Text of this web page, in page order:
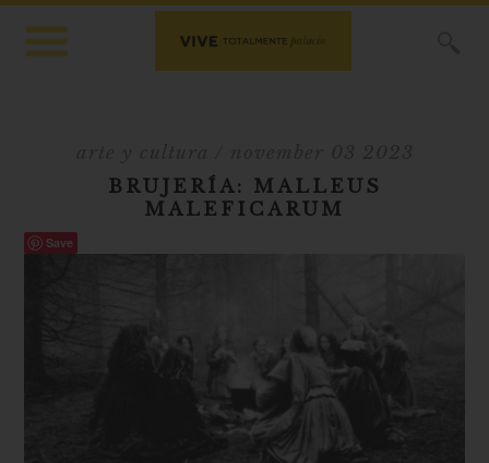
BRUJERÍA: MALLEUS
MALEFICARUM
Save